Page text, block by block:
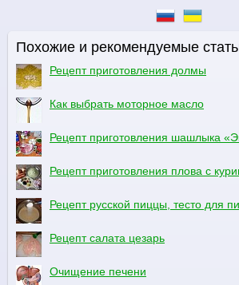
Похожие и рекомендуемые
Рецепт приготовления долмы
Как выбрать моторное масло
Рецепт приготовления шашлыка
Рецепт приготовления плова с
Рецепт русской пиццы, тесто для
Рецепт салата цезарь
Очищение печени